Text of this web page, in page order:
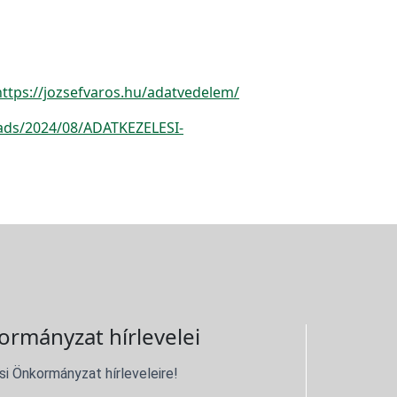
jozsefvaros.hu/adatvedelem/
2024/08/ADATKEZELESI-
hírlevelei
Önkormányzat hírleveleire!